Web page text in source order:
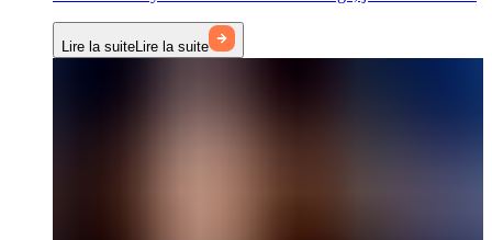
Lire la suiteLire la suite